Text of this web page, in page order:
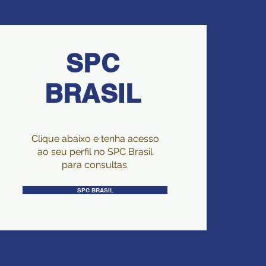
SPC
BRASIL
Clique abaixo e tenha acesso
ao seu perfil no SPC Brasil
para consultas.
SPC BRASIL